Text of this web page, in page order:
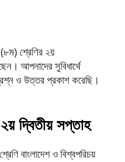
শ্রেণির ২য়
আপনাদের সুবিধার্থে
ও উত্তর প্রকাশ করেছি।
২য় দ্বিতীয় সপ্তাহ
বাংলাদেশ ও বিশ্বপরিচয়